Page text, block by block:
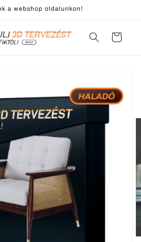
a webshop oldalunkon!
Kosár